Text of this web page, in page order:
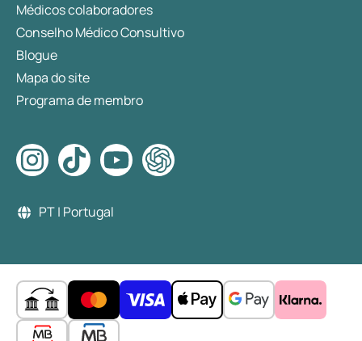
Médicos colaboradores
Conselho Médico Consultivo
Blogue
Mapa do site
Programa de membro
PT | Portugal